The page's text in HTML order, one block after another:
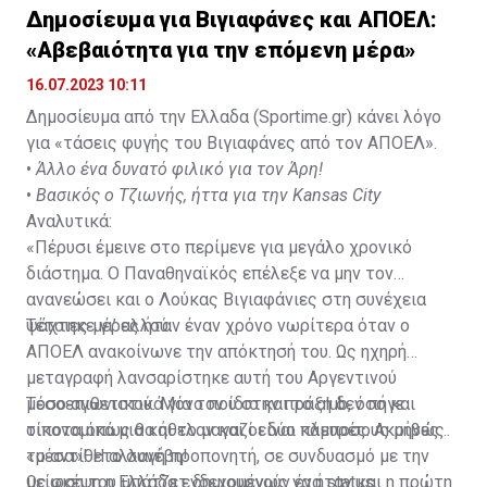
Δημοσίευμα για Βιγιαφάνες και ΑΠΟΕΛ:
«Αβεβαιότητα για την επόμενη μέρα»
16.07.2023 10:11
Δημοσίευμα από την Ελλαδα (Sportime.gr) κάνει λόγο
για «τάσεις φυγής του Βιγιαφάνες από τον ΑΠΟΕΛ».
• Άλλο ένα δυνατό φιλικό για τον Άρη!
• Βασικός ο Τζιωνής, ήττα για την Kansas City
Αναλυτικά:
«Πέρυσι έμεινε στο περίμενε για μεγάλο χρονικό
διάστημα. Ο Παναθηναϊκός επέλεξε να μην τον
ανανεώσει και ο Λούκας Βιγιαφάνιες στη συνέχεια
ψάχτηκε γι’ αλλού.
Τέτοιες μέρες ήταν έναν χρόνο νωρίτερα όταν ο
ΑΠΟΕΛ ανακοίνωνε την απόκτησή του. Ως ηχηρή
μεταγραφή λανσαρίστηκε αυτή του Αργεντινού
μεσοεπιθετικού. Μόνο που στην πράξη δεν πήγε
τίποτα όπως θα ήθελαν και οι δύο πλευρές. Ακριβώς
το αντίθετο συνέβη!
Τόσο αγωνιστικά για τον ίδιο και το club, όσο και
οικονομικά μια και το μαγαζί είναι κάμποσους μήνες
«μέσα»! Η αλλαγή προπονητή, σε συνδυασμό με την
μείωση του μπάτζετ δημιουργούν ένα status
Ως σκέψη η Ελλάδα ενδεχομένως να ήταν και η πρώτη